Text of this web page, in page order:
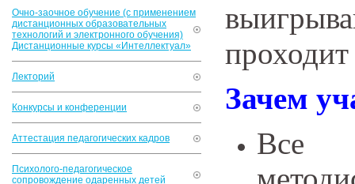
Очно-заочное обучение (с применением
дистанционных образовательных
технологий и электронного обучения)
Дистанционные курсы «Интеллектуал»
Лекторий
Конкурсы и конференции
Аттестация педагогических кадров
Психолого-педагогическое
сопровождение одаренных детей
Зачем
Все